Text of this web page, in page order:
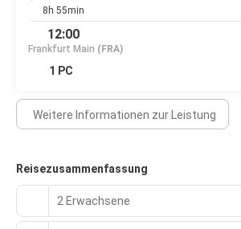
8h 55min
12:00
Frankfurt Main (FRA)
1 PC
Weitere Informationen zur Leistung
Reisezusammenfassung
2 Erwachsene